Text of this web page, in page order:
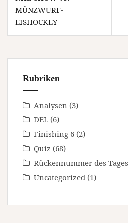
MÜNZWURF-
EISHOCKEY
Rubriken
Analysen (3)
DEL (6)
Finishing 6 (2)
Quiz (68)
Rückennummer des Tages
Uncategorized (1)